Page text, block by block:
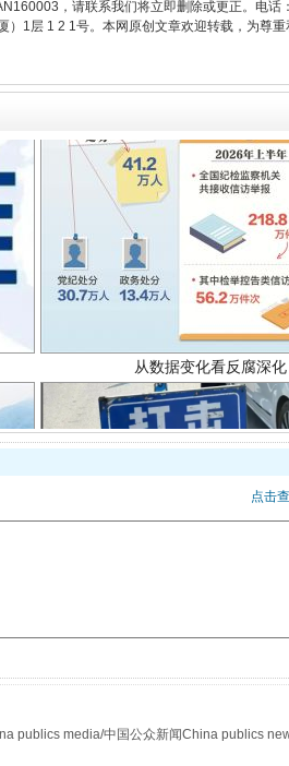
，请联系我们将立即删除或更正。电话
1层 1 2 1号。本网原创文章欢迎转载，为尊重
从数据变化看反腐深化
酒驾未被当场查获能处
点击
publics media/中国公众新闻China publics